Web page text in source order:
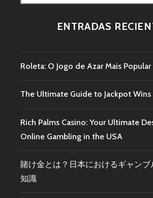
ENTRADAS
Roleta: O Jogo de Azar Mais
The Ultimate Guide to Jackpot Wins
Rich Palms Casino: Your Ultimate
Online Gambling in the USA
賭け金とは？日本におけるギャン
知識